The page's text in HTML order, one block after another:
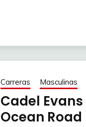
Carreras Masculinas
Cadel
Ocean Road